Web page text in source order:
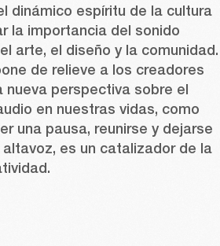
dinámico espíritu de la cultura
la importancia del sonido
arte, el diseño y la comunidad.
de relieve a los creadores
nueva perspectiva sobre el
en nuestras vidas, como
una pausa, reunirse y dejarse
altavoz, es un catalizador de la